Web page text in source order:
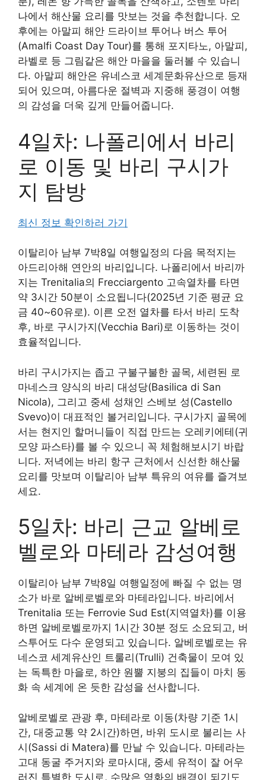
나에서 해산물 요리를 맛보는 것을 추천합니다. 오
후에는 아말피 해안 드라이브 투어나 버스 투어
(Amalfi Coast Day Tour)를 통해 포지타노, 아말피,
라벨로 등 그림같은 해안 마을을 둘러볼 수 있습니
다. 아말피 해안은 유네스코 세계문화유산으로 등재
되어 있으며, 아름다운 절벽과 지중해 풍경이 여행
의 감성을 더욱 깊게 만들어줍니다.
4일차: 나폴리에서 바리
로 이동 및 바리 구시가
지 탐방
최신 정보 확인하러 가기
이탈리아 남부 7박8일 여행일정의 다음 목적지는
아드리아해 연안의 바리입니다. 나폴리에서 바리까
지는 Trenitalia의 Frecciargento 고속열차를 타면
약 3시간 50분이 소요됩니다(2025년 기준 평균 요
금 40~60유로). 이른 오전 열차를 타서 바리 도착
후, 바로 구시가지(Vecchia Bari)로 이동하는 것이
효율적입니다.
바리 구시가지는 좁고 구불구불한 골목, 세련된 로
마네스크 양식의 바리 대성당(Basilica di San
Nicola), 그리고 중세 성채인 스베보 성(Castello
Svevo)이 대표적인 볼거리입니다. 구시가지 골목에
서는 현지인 할머니들이 직접 만드는 오레키에테(귀
모양 파스타)를 볼 수 있으니 꼭 체험해보시기 바랍
니다. 저녁에는 바리 항구 근처에서 신선한 해산물
요리를 맛보며 이탈리아 남부 특유의 여유를 즐겨보
세요.
5일차: 바리 근교 알베로
벨로와 마테라 감성여행
이탈리아 남부 7박8일 여행일정에 빠질 수 없는 명
소가 바로 알베로벨로와 마테라입니다. 바리에서
Trenitalia 또는 Ferrovie Sud Est(지역열차)를 이용
하면 알베로벨로까지 1시간 30분 정도 소요되고, 버
스투어도 다수 운영되고 있습니다. 알베로벨로는 유
네스코 세계유산인 트룰리(Trulli) 건축물이 모여 있
는 독특한 마을로, 하얀 원뿔 지붕의 집들이 마치 동
화 속 세계에 온 듯한 감성을 선사합니다.
알베로벨로 관광 후, 마테라로 이동(차량 기준 1시
간, 대중교통 약 2시간)하면, 바위 도시로 불리는 사
시(Sassi di Matera)를 만날 수 있습니다. 마테라는
고대 동굴 주거지와 로마시대, 중세 유적이 잘 어우
러진 특별한 도시로, 수많은 영화의 배경이 되기도